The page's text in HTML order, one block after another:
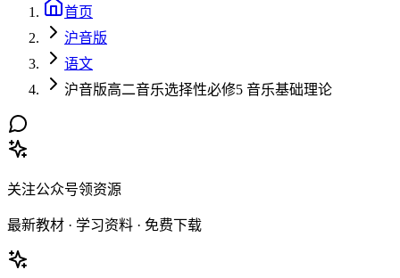
首页
沪音版
语文
沪音版高二音乐选择性必修5 音乐基础理论
关注公众号领资源
最新教材 · 学习资料 · 免费下载